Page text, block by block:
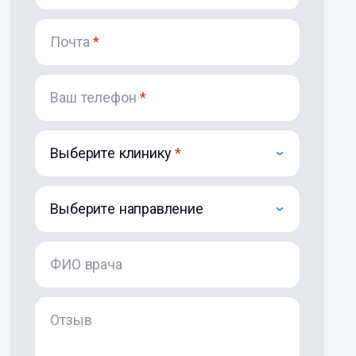
Почта*
Ваш телефон*
Выберите клинику
Выберите направление
ФИО врача
Отзыв